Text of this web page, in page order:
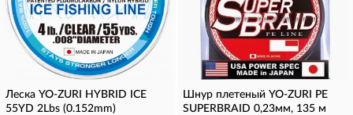
Леска YO-ZURI HYBRID ICE
55YD 2Lbs (0.152mm)
Шнур плетеный YO-ZURI PE
SUPERBRAID 0,23мм, 135 м